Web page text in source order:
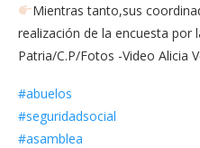
Mientras tanto,sus
realización de la encuesta por
Patria/C.P/Fotos -Video Alicia
#abuelos
#seguridadsocial
#asamblea